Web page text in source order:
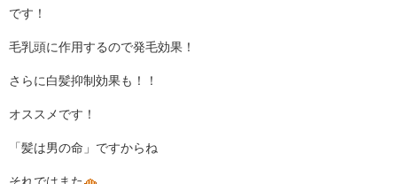
です！
毛乳頭に作用するので発毛効果！
さらに白髪抑制効果も！！
オススメです！
「髪は男の命」ですからね